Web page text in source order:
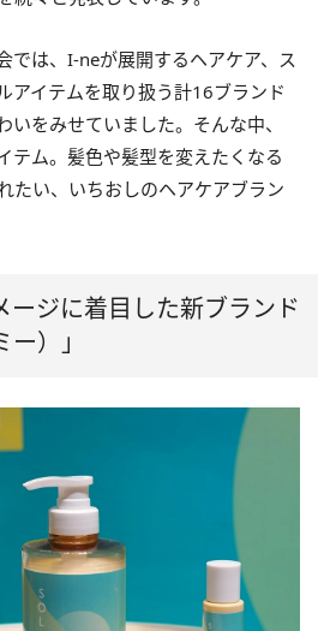
では、I-neが展開するヘアケア、ス
アイテムを取り扱う計16ブランド
いをみせていました。そんな中、
テム。髪色や髪型を変えたくなる
たい、いちおしのヘアケアブラン
ージに着目した新ブランド
）」